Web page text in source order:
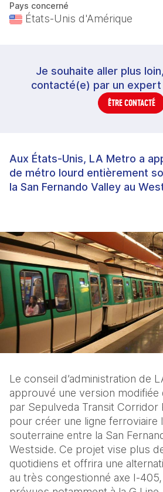
Pays concerné
États-Unis d'Amérique
Je souhaite aller plus
contacté(e) par un
ÊTRE CONTACTÉ
Aux États‑Unis, LA Metro a
de métro lourd entièrement
la San Fernando Valley au
Le conseil d’administration de
approuvé une version modifiée
par Sepulveda Transit Corridor
pour créer une ligne ferroviaire
souterraine entre la San
Westside. Ce projet vise plus
quotidiens et offrira une
au très congestionné axe